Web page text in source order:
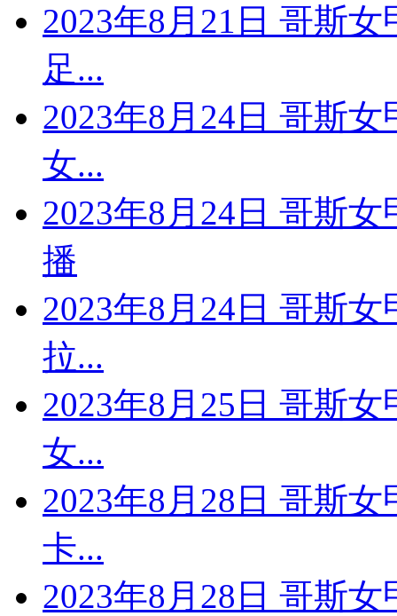
2023年8月21日 哥斯
足...
2023年8月24日 哥斯
女...
2023年8月24日 哥斯
播
2023年8月24日 哥斯
拉...
2023年8月25日 哥斯
女...
2023年8月28日 哥斯
卡...
2023年8月28日 哥斯